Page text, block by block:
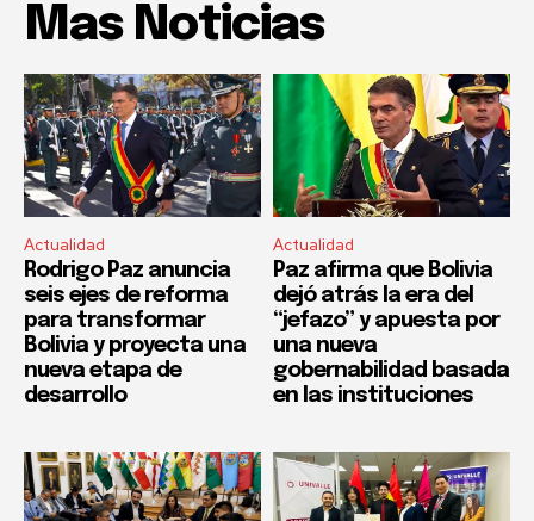
Mas Noticias
Actualidad
Rodrigo Paz anuncia
seis ejes de reforma
para transformar
Bolivia y proyecta una
nueva etapa de
desarrollo
Actualidad
Paz afirma que Bolivia
dejó atrás la era del
“jefazo” y apuesta por
una nueva
gobernabilidad basada
en las instituciones